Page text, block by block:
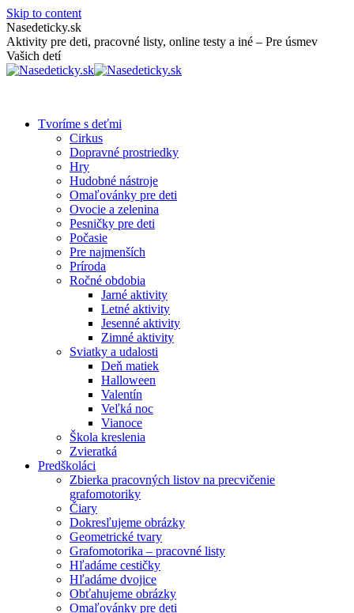
Skip to content
Nasedeticky.sk
Aktivity pre deti, pracovné listy, online testy a iné – Pre úsmev
Vašich detí
Tvoríme s deťmi
Cirkus
Dopravné prostriedky
Hry
Hudobné nástroje
Omaľovánky pre deti
Ovocie a zelenina
Pesničky pre deti
Počasie
Pre najmenších
Príroda
Ročné obdobia
Jarné aktivity
Letné aktivity
Jesenné aktivity
Zimné aktivity
Sviatky a udalosti
Deň matiek
Halloween
Valentín
Veľká noc
Vianoce
Škola kreslenia
Zvieratká
Predškoláci
Zbierka pracovných listov na precvičenie
grafomotoriky
Čiary
Dokresľujeme obrázky
Geometrické tvary
Grafomotorika – pracovné listy
Hľadáme cestičky
Hľadáme dvojice
Obťahujeme obrázky
Omaľovánky pre deti